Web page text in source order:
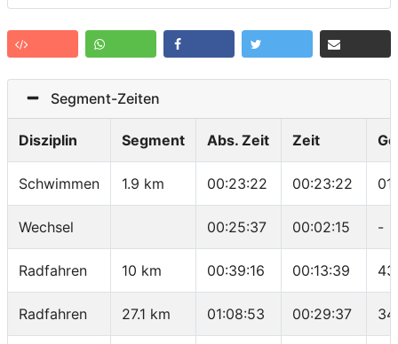
Segment-Zeiten
Disziplin Segment Abs. Zeit Zeit
Schwimmen 1.9 km 00:23:22 00:23:22
Wechsel 00:25:37 00:02:15 -
Radfahren 10 km 00:39:16 00:13:39
Radfahren 27.1 km 01:08:53 00:29:37